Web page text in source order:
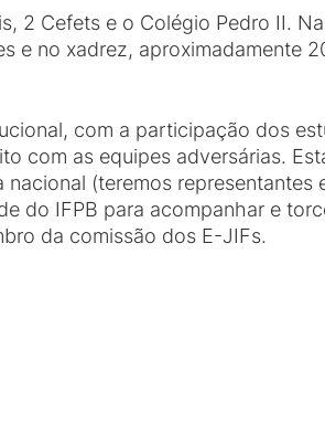
2 Cefets e o Colégio Pedro II.
e no xadrez, aproximadamente
com a participação dos
com as equipes adversárias.
(teremos representantes
do IFPB para acompanhar e
da comissão dos E-JIFs.